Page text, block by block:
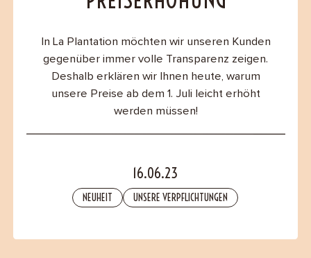
Contact
In La Plantation möchten wir unseren Kunden
gegenüber immer volle Transparenz zeigen.
Deshalb erklären wir Ihnen heute, warum
unsere Preise ab dem 1. Juli leicht erhöht
werden müssen!
16.06.23
NEUHEIT UNSERE VERPFLICHTUNGEN